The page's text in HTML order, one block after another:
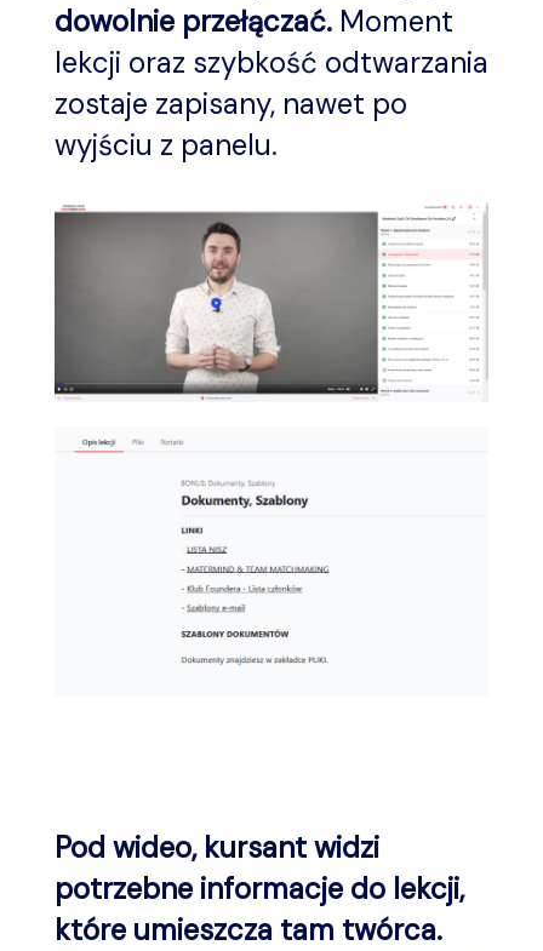
dowolnie przełączać. Moment
lekcji oraz szybkość odtwarzania
zostaje zapisany, nawet po
wyjściu z panelu.
Pod wideo, kursant widzi
potrzebne informacje do lekcji,
które umieszcza tam twórca.